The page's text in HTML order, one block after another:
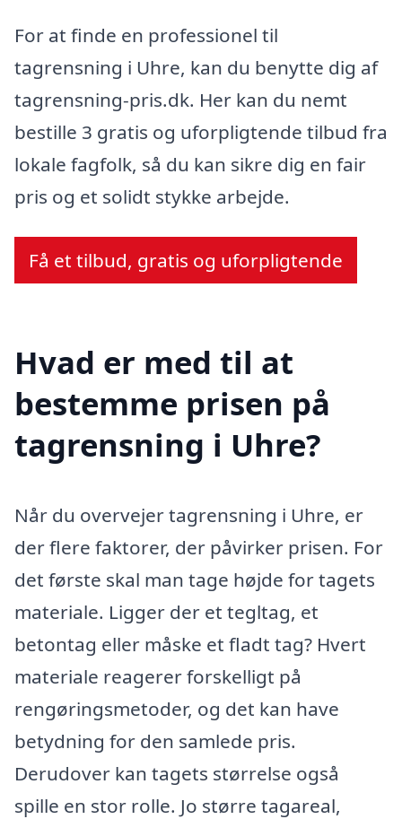
For at finde en professionel til
tagrensning i Uhre, kan du benytte dig af
tagrensning-pris.dk. Her kan du nemt
bestille 3 gratis og uforpligtende tilbud fra
lokale fagfolk, så du kan sikre dig en fair
pris og et solidt stykke arbejde.
Få et tilbud, gratis og uforpligtende
Hvad er med til at
bestemme prisen på
tagrensning i Uhre?
Når du overvejer tagrensning i Uhre, er
der flere faktorer, der påvirker prisen. For
det første skal man tage højde for tagets
materiale. Ligger der et tegltag, et
betontag eller måske et fladt tag? Hvert
materiale reagerer forskelligt på
rengøringsmetoder, og det kan have
betydning for den samlede pris.
Derudover kan tagets størrelse også
spille en stor rolle. Jo større tagareal,